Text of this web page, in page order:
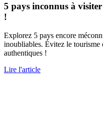
5 pays inconnus à
!
Explorez 5 pays encore
inoubliables. Évitez le tourisme
authentiques !
Lire l'article